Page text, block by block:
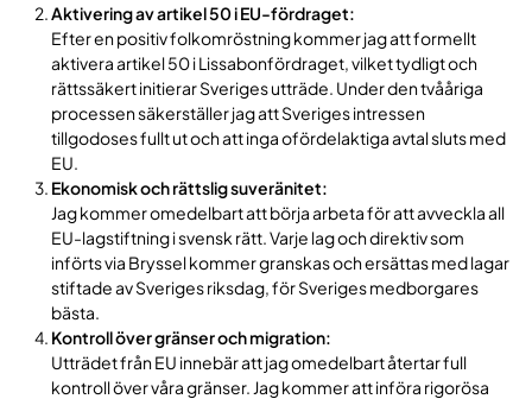
Aktivering av artikel 50 i EU-fördraget:
Efter en positiv folkomröstning kommer jag att formellt
aktivera artikel 50 i Lissabonfördraget, vilket tydligt och
rättssäkert initierar Sveriges utträde. Under den tvååriga
processen säkerställer jag att Sveriges intressen
tillgodoses fullt ut och att inga ofördelaktiga avtal sluts med
EU.
Ekonomisk och rättslig suveränitet:
Jag kommer omedelbart att börja arbeta för att avveckla all
EU-lagstiftning i svensk rätt. Varje lag och direktiv som
införts via Bryssel kommer granskas och ersättas med lagar
stiftade av Sveriges riksdag, för Sveriges medborgares
bästa.
Kontroll över gränser och migration:
Utträdet från EU innebär att jag omedelbart återtar full
kontroll över våra gränser. Jag kommer att införa rigorösa